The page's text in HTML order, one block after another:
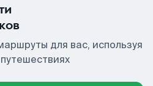
для вас, используя